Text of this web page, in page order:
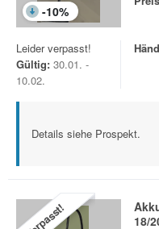
-10%
Leider verpasst!
Gültig: 30.01. -
10.02.
Details siehe Prospekt.
Verpasst!
18/